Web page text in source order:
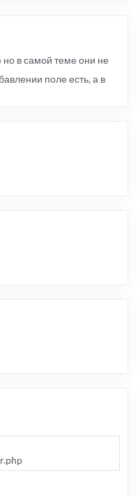
в самой теме они не
поле есть, а в